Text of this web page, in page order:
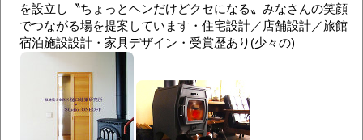
を設立し〝ちょっとヘンだけどクセになる〟みなさんの笑顔
でつながる場を提案しています・住宅設計／店舗設計／旅館
宿泊施設設計・家具デザイン・受賞歴あり(少々の)